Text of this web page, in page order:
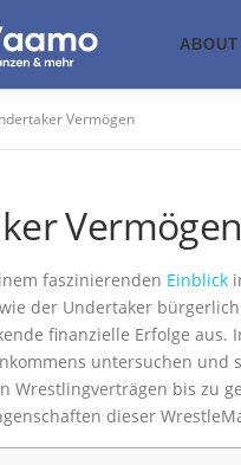
ABOUT
Vermögen
Vermögen
faszinierenden Einblick
der Undertaker
finanzielle Erfolge
untersuchen und
Wrestlingverträgen bis zu
dieser